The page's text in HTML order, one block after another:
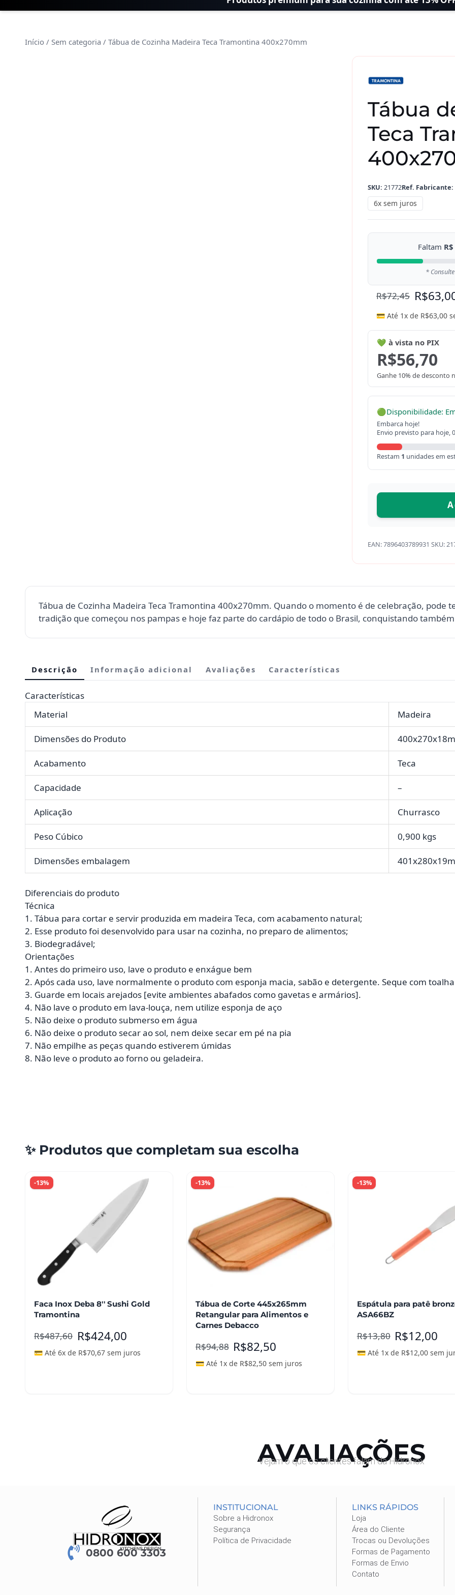
Início / Sem categoria / Tábua de Cozinha Madeira Teca Tramontina 400x270mm
Tábua
Teca
SKU: 21772Ref. Fabricante:
6x sem juros
Faltam
*
R$72,45 R$
💳 Até 1x de R$63,00
💚 à vista no PIX
R$56,70
Ganhe 10% de desconto
🟢Disponibilidade:
Embarca hoje!
Envio previsto para hoje,
Restam 1 unidades em
de
Cozinha
Madeira
Teca
Tramontina
400x270mm
quantidade
EAN:7896403789931 SKU:
Tábua de Cozinha Madeira Teca Tramontina 400x270mm. Quando o momento é de celebração, pode
tradição que começou nos pampas e hoje faz parte do cardápio de todo o Brasil, conquistando
Descrição Informação adicional Avaliações Características
Características
Material
Madeira
Dimensões do Produto
Acabamento Teca
Capacidade –
Aplicação Churrasco
Peso Cúbico 0,900 kgs
Dimensões embalagem
Diferenciais do produto
Técnica
1. Tábua para cortar e servir produzida em madeira Teca, com acabamento natural;
2. Esse produto foi desenvolvido para usar na cozinha, no preparo de alimentos;
3. Biodegradável;
Orientações
1. Antes do primeiro uso, lave o produto e enxágue bem
2. Após cada uso, lave normalmente o produto com esponja macia, sabão e detergente. Seque com
3. Guarde em locais arejados [evite ambientes abafados como gavetas e armários].
4. Não lave o produto em lava-louça, nem utilize esponja de aço
5. Não deixe o produto submerso em água
6. Não deixe o produto secar ao sol, nem deixe secar em pé na pia
7. Não empilhe as peças quando estiverem úmidas
8. Não leve o produto ao forno ou geladeira.
✨ Produtos que completam sua escolha
-13%
Faca Inox Deba 8'' Sushi Gold
Tramontina
R$487,60 R$424,00
💳 Até 6x de R$70,67 sem juros
-13%
Tábua de Corte 445x265mm
Retangular para Alimentos e
Carnes Debacco
R$94,88 R$82,50
💳 Até 1x de R$82,50sem juros
-13%
Espátula para patê
ASA66BZ
R$13,80 R$12,00
💳 Até 1x de R$12,00sem
AVALIAÇÕES
Vejam o que os clientes falam da Hidronox
0800 600 3303
INSTITUCIONAL
Sobre a Hidronox
Segurança
Política de Privacidade
LINKS RÁPIDOS
Loja
Área do Cliente
Trocas ou Devoluções
Formas de Pagamento
Formas de Envio
Contato